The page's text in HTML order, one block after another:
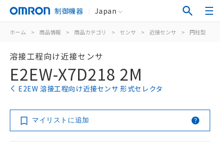
制御機器 Japan
ホーム > 商品情報 > 商品カテゴリ > センサ > 近接センサ > 円柱型
溶接工程向け近接センサ
E2EW-X7D218 2M
E2EW 溶接工程向け近接センサ 形式セレクタ
マイリストに追加